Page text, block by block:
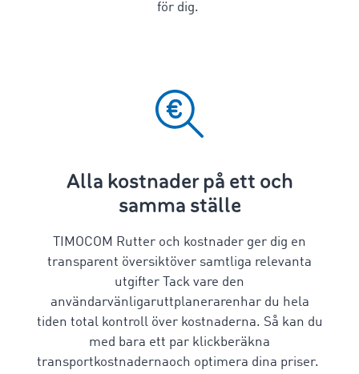
för dig.
Alla kostnader på ett och
samma ställe
TIMOCOM Rutter och kostnader ger dig en
transparent översiktöver samtliga relevanta
utgifter Tack vare den
användarvänligaruttplanerarenhar du hela
tiden total kontroll över kostnaderna. Så kan du
med bara ett par klickberäkna
transportkostnadernaoch optimera dina priser.